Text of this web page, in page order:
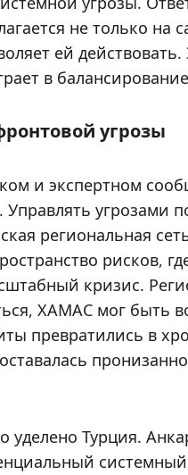
не только на
ей
в
угрозы
и экспертном
Управлять угрозами
региональная
рисков,
кризис.
ХАМАС мог быть
превратились в
Турция.